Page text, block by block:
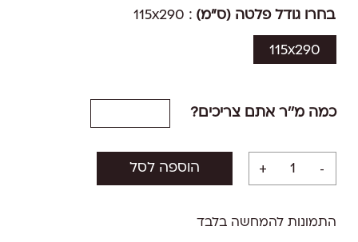
בחרו גודל פלטה (ס"מ) : 115x290
115x290
כמה מ''ר אתם צריכים?
הוספה לסל
התמונות להמחשה בלבד